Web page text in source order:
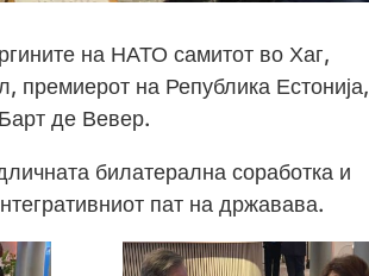
на НАТО самитот во Хаг,
премиерот на Република Естонија,
де Вевер.
билатерална соработка и
пат на државава.